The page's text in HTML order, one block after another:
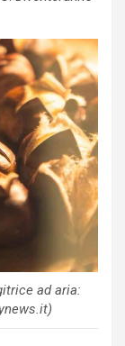
ad aria: